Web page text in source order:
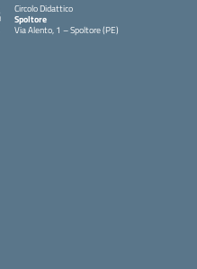
Circolo Didattico
Spoltore
Via Alento, 1 – Spoltore (PE)
— Visita la pagina iniziale della scuola